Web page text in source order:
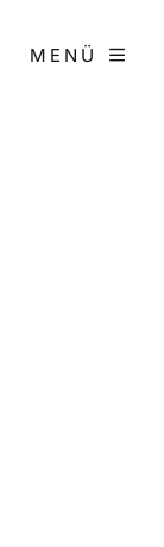
MENÜ